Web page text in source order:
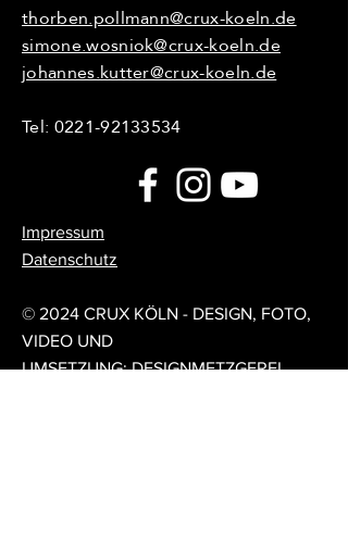
thorben.pollmann@crux-koeln.de
simone.wosniok@crux-koeln.de
johannes.kutter@crux-koeln.de
Tel:0221-92133534
Impressum
Datenschutz
© 2024 CRUX KÖLN - DESIGN, FOTO,
VIDEO UND
UMSETZUNG:DESIGNMETZGEREI